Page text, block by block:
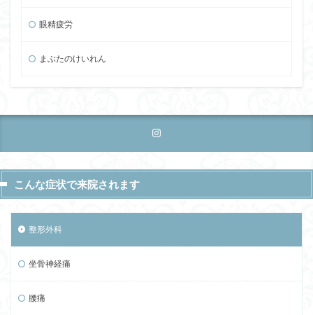
眼精疲労
まぶたのけいれん
こんな症状で来院されます
整形外科
坐骨神経痛
腰痛